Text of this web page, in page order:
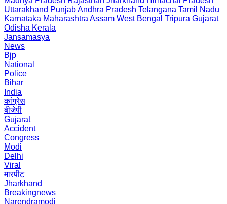
Uttarakhand PunjabAndhra Pradesh Telangana Tamil Nadu
Karnataka Maharashtra Assam West Bengal Tripura Gujarat
Odisha Kerala
Jansamasya
News
Bjp
National
Police
Bihar
India
कांग्रेस
बीजेपी
Gujarat
Accident
Congress
Modi
Delhi
Viral
मारपीट
Jharkhand
Breakingnews
Narendramodi